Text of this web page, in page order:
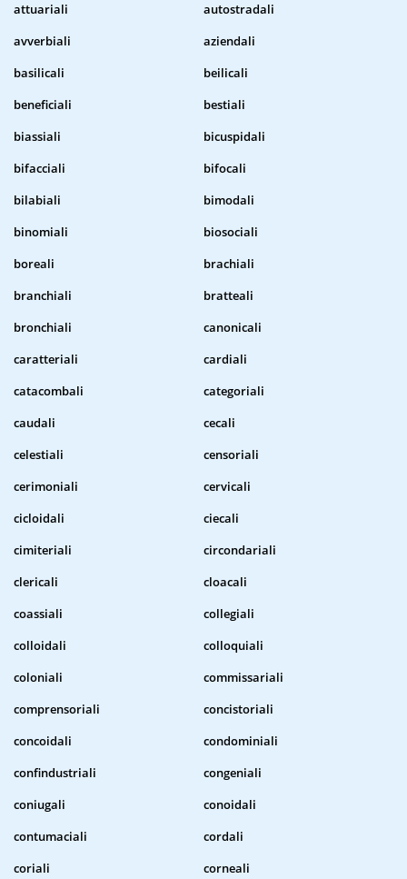
attuariali
autostradali
avverbiali
aziendali
basilicali
beilicali
beneficiali
bestiali
biassiali
bicuspidali
bifacciali
bifocali
bilabiali
bimodali
binomiali
biosociali
boreali
brachiali
branchiali
bratteali
bronchiali
canonicali
caratteriali
cardiali
catacombali
categoriali
caudali
cecali
celestiali
censoriali
cerimoniali
cervicali
cicloidali
ciecali
cimiteriali
circondariali
clericali
cloacali
coassiali
collegiali
colloidali
colloquiali
coloniali
commissariali
comprensoriali
concistoriali
concoidali
condominiali
confindustriali
congeniali
coniugali
conoidali
contumaciali
cordali
coriali
corneali